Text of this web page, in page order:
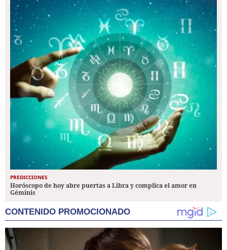
PREDICCIONES
Horóscopo de hoy abre puertas a Libra y complica el amor en
Géminis
CONTENIDO PROMOCIONADO